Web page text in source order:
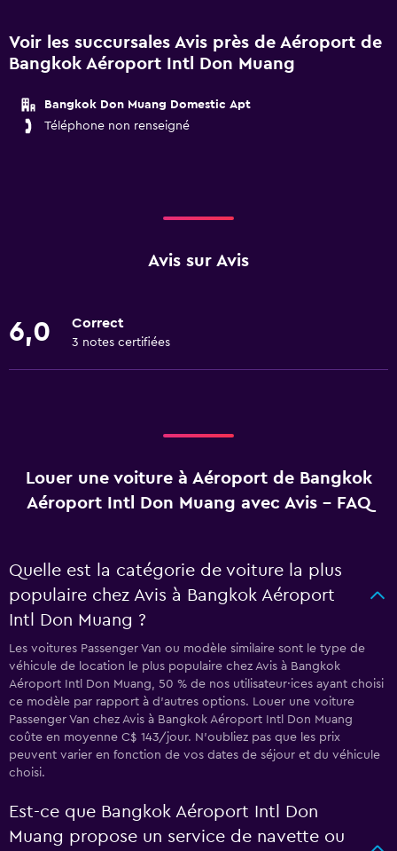
Voir les succursales Avis près de Aéroport de
Bangkok Aéroport Intl Don Muang
Bangkok Don Muang Domestic Apt
Téléphone non renseigné
Avis sur Avis
6,0 Correct
3 notes certifiées
Louer une voiture à Aéroport de Bangkok
Aéroport Intl Don Muang avec Avis - FAQ
Quelle est la catégorie de voiture la plus
populaire chez Avis à Bangkok Aéroport
Intl Don Muang ?
Les voitures Passenger Van ou modèle similaire sont le type de
véhicule de location le plus populaire chez Avis à Bangkok
Aéroport Intl Don Muang, 50 % de nos utilisateur·ices ayant choisi
ce modèle par rapport à d’autres options. Louer une voiture
Passenger Van chez Avis à Bangkok Aéroport Intl Don Muang
coûte en moyenne C$ 143/jour. N'oubliez pas que les prix
peuvent varier en fonction de vos dates de séjour et du véhicule
choisi.
Est-ce que Bangkok Aéroport Intl Don
Muang propose un service de navette ou